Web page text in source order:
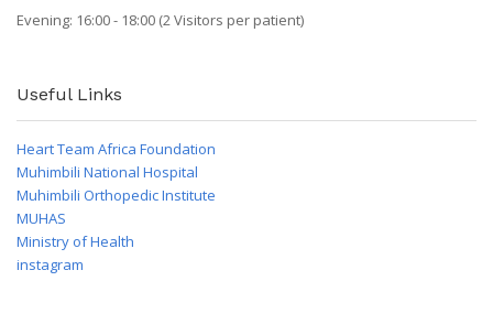
Evening: 16:00 - 18:00 (2 Visitors per patient)
Useful Links
Heart Team Africa Foundation
Muhimbili National Hospital
Muhimbili Orthopedic Institute
MUHAS
Ministry of Health
instagram